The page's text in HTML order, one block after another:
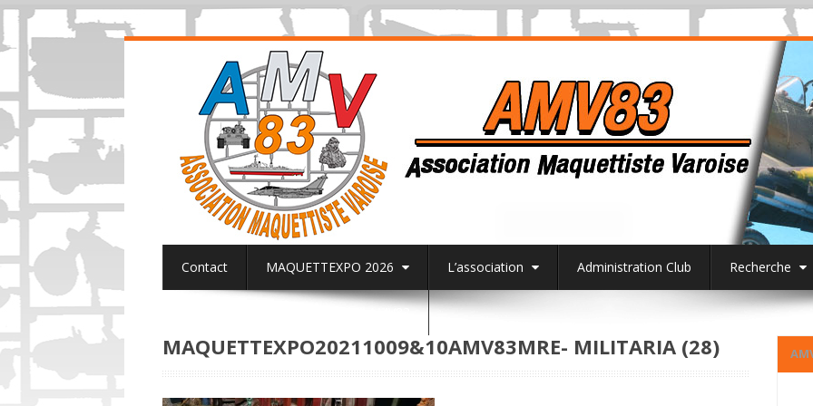
Contact MAQUETTEXPO 2026 L’association Administration Club Recherche
MAQUETTEXPO20211009&10AMV83MRE- MILITARIA (28)